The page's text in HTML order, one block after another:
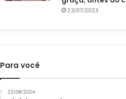
23/07/2023
Para você
22/08/2024